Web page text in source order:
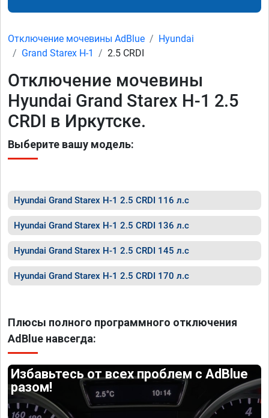
Отключение мочевины AdBlue
Hyundai
Grand Starex H-1
2.5 CRDI
Отключение мочевины
Hyundai Grand Starex H-1 2.5
CRDI в Иркутске.
Выберите вашу модель:
Hyundai Grand Starex H-1 2.5 CRDI 116 л.с
Hyundai Grand Starex H-1 2.5 CRDI 136 л.с
Hyundai Grand Starex H-1 2.5 CRDI 145 л.с
Hyundai Grand Starex H-1 2.5 CRDI 170 л.с
Плюсы полного программного отключения
AdBlue навсегда:
Избавьтесь от всех проблем с AdBlue
разом!